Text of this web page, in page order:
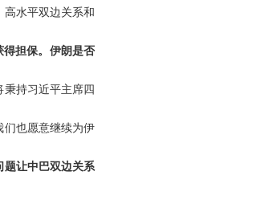
水平双边关系和
得担保。伊朗是否
持习近平主席四
们也愿意继续为伊
题让中巴双边关系